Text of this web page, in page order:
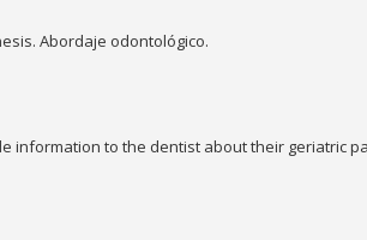
Abordaje odontológico.
information to the dentist about their geriatric